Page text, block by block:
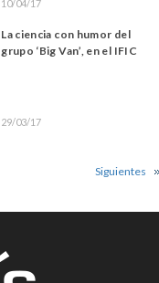
10/04/17
La ciencia con humor del
grupo ‘Big Van’, en el IFIC
29/03/17
Siguientes